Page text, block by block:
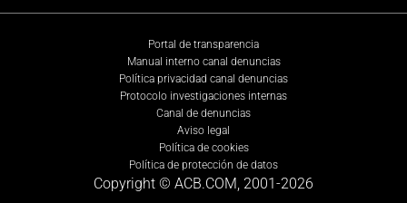
Portal de transparencia
Manual interno canal denuncias
Política privacidad canal denuncias
Protocolo investigaciones internas
Canal de denuncias
Aviso legal
Política de cookies
Política de protección de datos
Copyright © ACB.COM, 2001-2026